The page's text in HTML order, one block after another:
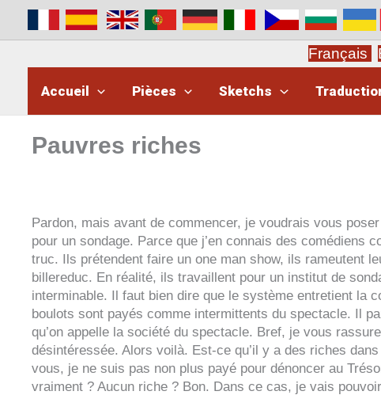
contenu
Français
Accueil Pièces Sketchs
Pauvres riches
Pardon, mais avant de commencer, je voudrais vous
pour un sondage. Parce que j’en connais des
truc. Ils prétendent faire un one man show, ils rameutent
billereduc. En réalité, ils travaillent pour un institut de
interminable. Il faut bien dire que le système entretient la
boulots sont payés comme intermittents du spectacle. Il
qu’on appelle la société du spectacle. Bref, je vous
désintéressée. Alors voilà. Est-ce qu’il y a des riches
vous, je ne suis pas non plus payé pour dénoncer au
vraiment ? Aucun riche ? Bon. Dans ce cas, je vais